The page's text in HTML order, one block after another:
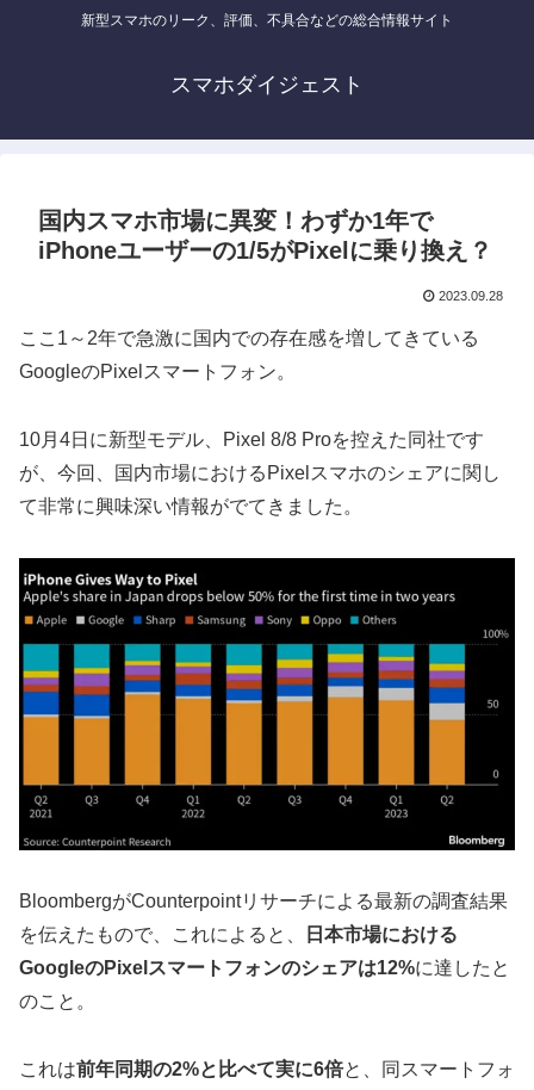
新型スマホのリーク、評価、不具合などの総合情報サイト
スマホダイジェスト
国内スマホ市場に異変！わずか1年で
iPhoneユーザーの1/5がPixelに乗り換え？
2023.09.28
ここ1～2年で急激に国内での存在感を増してきている
GoogleのPixelスマートフォン。
10月4日に新型モデル、Pixel 8/8 Proを控えた同社です
が、今回、国内市場におけるPixelスマホのシェアに関し
て非常に興味深い情報がでてきました。
BloombergがCounterpointリサーチによる最新の調査結果
を伝えたもので、これによると、
日本市場における
GoogleのPixelスマートフォンのシェアは12%に達したと
のこと。
これは前年同期の2%と比べて実に6倍と、同スマートフォ